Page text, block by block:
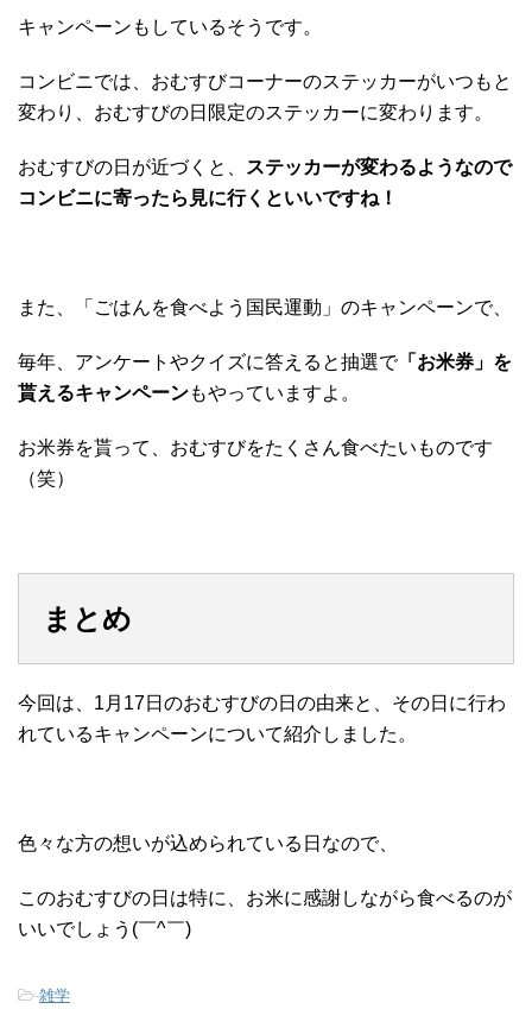
キャンペーンもしているそうです。
コンビニでは、おむすびコーナーのステッカーがいつもと
変わり、おむすびの日限定のステッカーに変わります。
おむすびの日が近づくと、
ステッカーが変わるようなので
コンビニに寄ったら見に行くといいですね！
また、「ごはんを食べよう国民運動」のキャンペーンで、
毎年、アンケートやクイズに答えると抽選で「お米券」を
貰えるキャンペーンもやっていますよ。
お米券を貰って、おむすびをたくさん食べたいものです
（笑）
まとめ
今回は、1月17日のおむすびの日の由来と、その日に行わ
れているキャンペーンについて紹介しました。
色々な方の想いが込められている日なので、
このおむすびの日は特に、お米に感謝しながら食べるのが
いいでしょう(￣^￣)ゞ
-雑学